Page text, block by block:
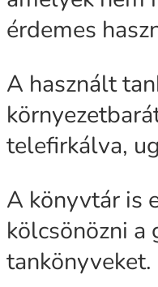
érdemes
A használt
telefirkálva,
A könyvtár is
kölcsönözni a
tankönyveket.